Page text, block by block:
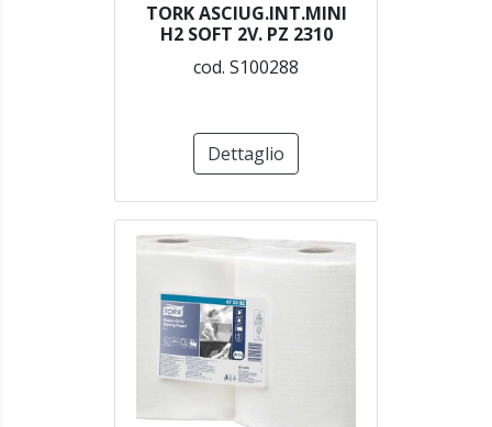
TORK ASCIUG.INT.MINI
H2 SOFT 2V. PZ 2310
cod. S100288
Dettaglio